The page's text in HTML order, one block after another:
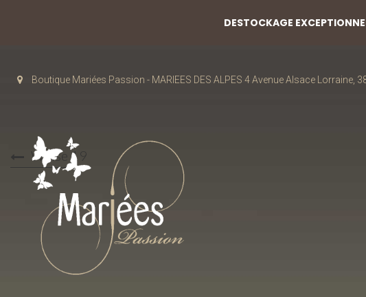
Boutique Mariées Passion - MARIEES DES ALPES 4 Avenue Alsace Lorraine,
Weise 19
DESTOCKAGE